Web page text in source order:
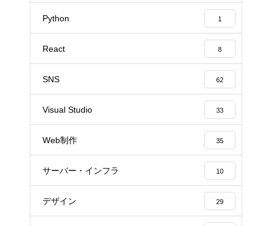
Python 1
React 8
SNS 62
Visual Studio 33
Web制作 35
サーバー・インフラ 10
デザイン 29